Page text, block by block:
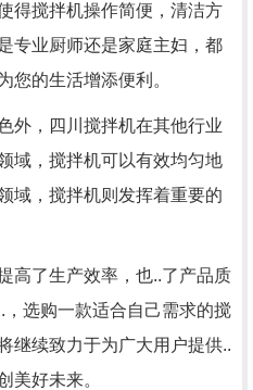
得搅拌机操作简便，清洁方
专业厨师还是家庭主妇，都
您的生活增添便利。
外，四川搅拌机在其他行业
域，搅拌机可以有效均匀地
域，搅拌机则发挥着重要的
高了生产效率，也..了产品质
选购一款适合自己需求的搅
继续致力于为广大用户提供..
美好未来。